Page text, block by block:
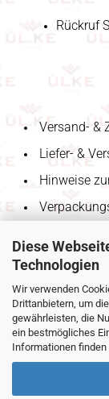
Diese
Technologien
Wir verwenden
Drittanbietern, um
gewährleisten, die
ein bestmögliches
Informationen
Rückruf
Versand- &
Liefer- &
Hinweise